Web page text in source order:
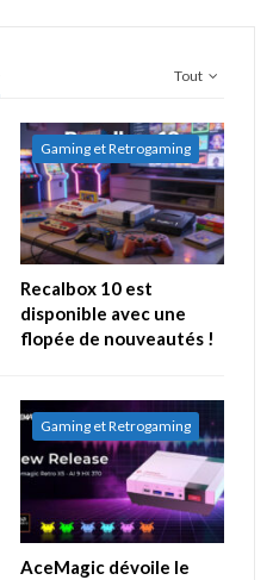
Tout
Gaming et Retrogaming
Recalbox 10 est
disponible avec une
flopée de nouveautés !
Gaming et Retrogaming
AceMagic dévoile le